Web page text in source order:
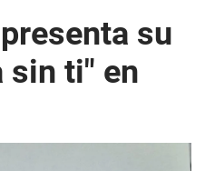
su
sin ti" en